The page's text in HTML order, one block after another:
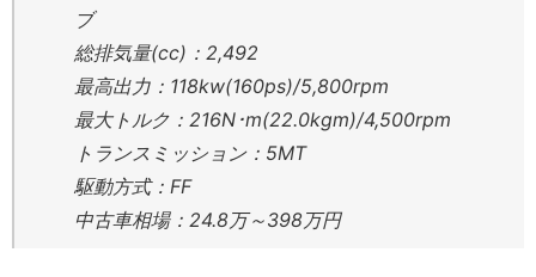
ブ
総排気量(cc)：2,492
最高出力：118kw(160ps)/5,800rpm
最大トルク：216N･m(22.0kgm)/4,500rpm
トランスミッション：5MT
駆動方式：FF
中古車相場：24.8万～398万円